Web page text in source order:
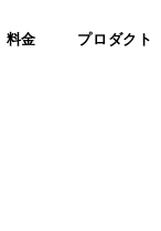
料金 プロダクト